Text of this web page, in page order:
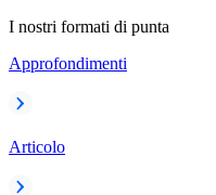
I nostri formati di punta
Approfondimenti
Articolo